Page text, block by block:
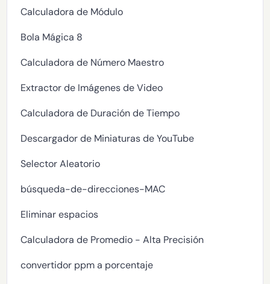
Calculadora de Módulo
Bola Mágica 8
Calculadora de Número Maestro
Extractor de Imágenes de Video
Calculadora de Duración de Tiempo
Descargador de Miniaturas de YouTube
Selector Aleatorio
búsqueda-de-direcciones-MAC
Eliminar espacios
Calculadora de Promedio - Alta Precisión
convertidor ppm a porcentaje